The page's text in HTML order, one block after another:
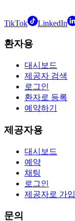
TikTok LinkedIn
환자용
대시보드
제공자 검색
로그인
환자로 등록
예약하기
제공자용
대시보드
예약
채팅
로그인
제공자로 가입
문의